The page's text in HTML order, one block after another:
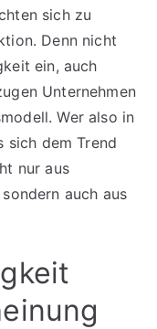
sich zu
Denn nicht
ein, auch
Unternehmen
Wer also in
sich dem Trend
nur aus
auch aus